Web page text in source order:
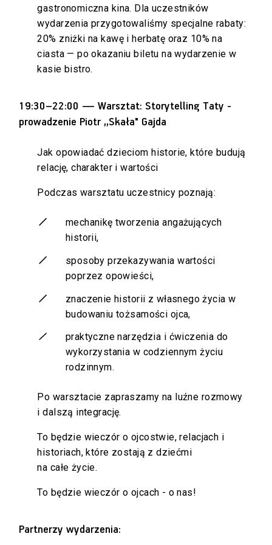
gastronomiczna kina. Dla uczestników
wydarzenia przygotowaliśmy specjalne rabaty:
20% zniżki na kawę i herbatę oraz 10% na
ciasta — po okazaniu biletu na wydarzenie w
kasie bistro.
19:30–22:00 — Warsztat: Storytelling Taty -
prowadzenie Piotr ,,Skała" Gajda
Jak opowiadać dzieciom historie, które budują
relację, charakter i wartości
Podczas warsztatu uczestnicy poznają:
mechanikę tworzenia angażujących
historii,
sposoby przekazywania wartości
poprzez opowieści,
znaczenie historii z własnego życia w
budowaniu tożsamości ojca,
praktyczne narzędzia i ćwiczenia do
wykorzystania w codziennym życiu
rodzinnym.
Po warsztacie zapraszamy na luźne rozmowy
i dalszą integrację.
To będzie wieczór o ojcostwie, relacjach i
historiach, które zostają z dziećmi
na całe życie.
To będzie wieczór o ojcach - o nas!
Partnerzy wydarzenia: